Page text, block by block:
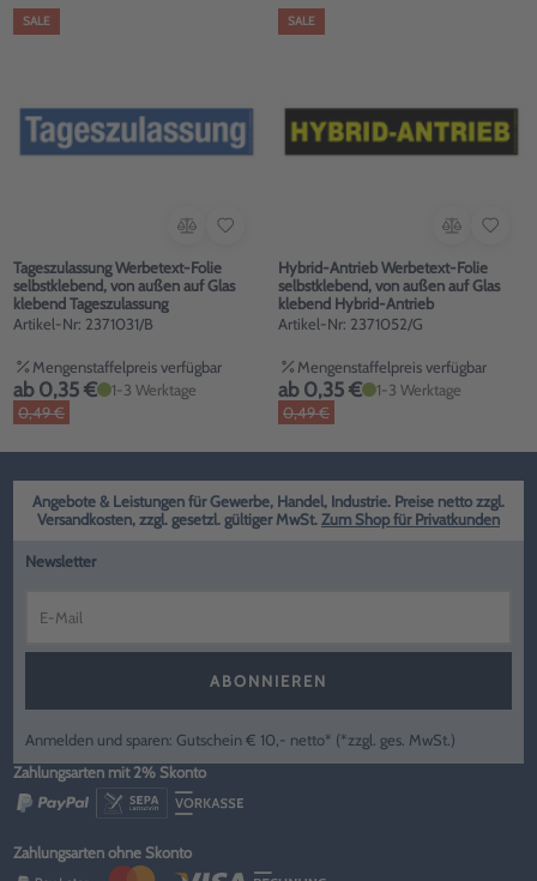
SALE
Tageszulassung Werbetext-Folie
selbstklebend, von außen auf Glas
klebend Tageszulassung
Artikel-Nr: 2371031/B
Mengenstaffelpreis verfügbar
ab 0,35 €
1-3 Werktage
0,49 €
SALE
Hybrid-Antrieb Werbetext-Folie
selbstklebend, von außen auf Glas
klebend Hybrid-Antrieb
Artikel-Nr: 2371052/G
Mengenstaffelpreis verfügbar
ab 0,35 €
1-3 Werktage
0,49 €
Angebote & Leistungen für Gewerbe, Handel, Industrie. Preise netto zzgl.
Versandkosten, zzgl. gesetzl. gültiger MwSt. Zum Shop für Privatkunden
Newsletter
ABONNIEREN
Anmelden und sparen: Gutschein € 10,- netto* (*zzgl. ges. MwSt.)
Zahlungsarten mit 2% Skonto
Zahlungsarten ohne Skonto